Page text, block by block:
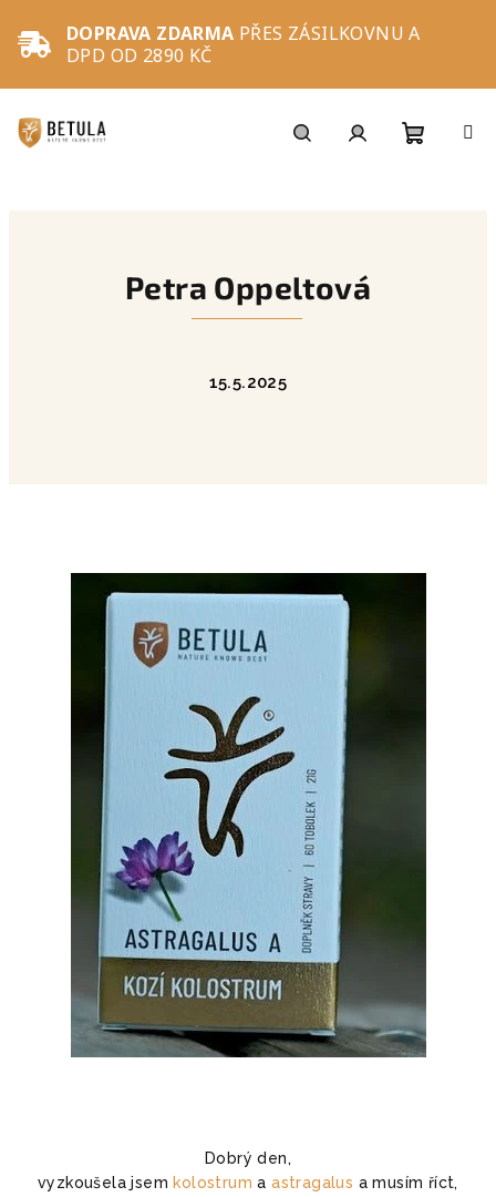
obsah
DOPRAVA ZDARMA PŘES ZÁSILKOVNU A
DPD OD 2890 KČ
Petra Oppeltová
15.5.2025
Dobrý den,
vyzkoušela jsem kolostrum aastragalus a musím říct,